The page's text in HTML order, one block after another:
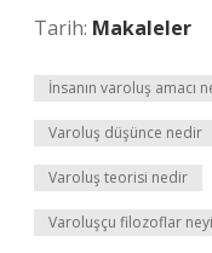
Tarih: Makaleler
İnsanın varoluş amacı
Varoluş düşünce nedir
Varoluş teorisi nedir
Varoluşçu filozoflar